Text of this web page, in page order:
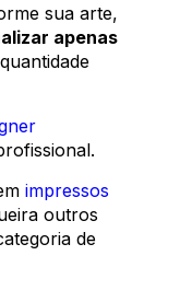
sua arte,
apenas
impressos
outros
de